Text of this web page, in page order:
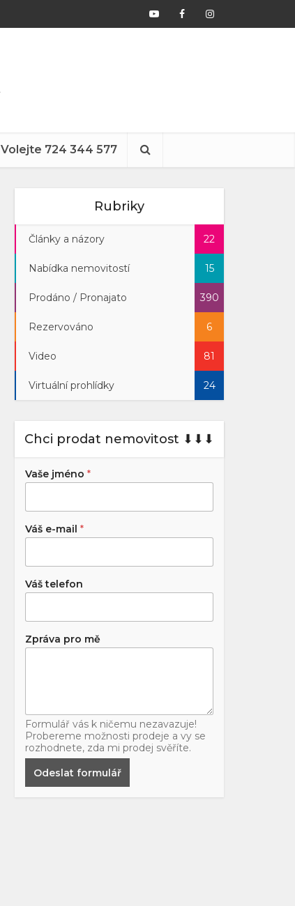
Volejte 724 344 577
Rubriky
Články a názory 22
Nabídka nemovitostí 15
Prodáno / Pronajato 390
Rezervováno 6
Video 81
Virtuální prohlídky 24
Chci prodat nemovitost ⬇︎⬇︎⬇︎
Vaše jméno *
Váš e-mail *
Váš telefon
Zpráva pro mě
Formulář vás k ničemu nezavazuje!
Probereme možnosti prodeje a vy se
rozhodnete, zda mi prodej svěříte.
Odeslat formulář